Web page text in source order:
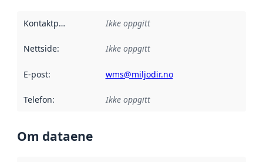
Kontaktpunkt Ikke oppgitt
Nettside: Ikke oppgitt
E-post: wms@miljodir.no
Telefon: Ikke oppgitt
Om dataene